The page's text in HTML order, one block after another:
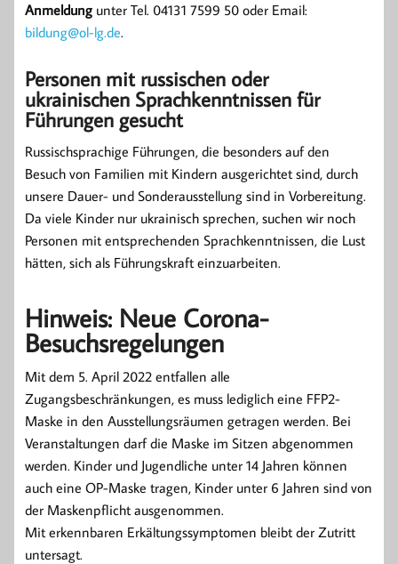
Anmeldung unter Tel. 04131 7599 50 oder Email:
bildung@ol-lg.de.
Personen mit russischen oder
ukrainischen Sprachkenntnissen für
Führungen gesucht
Russischsprachige Führungen, die besonders auf den
Besuch von Familien mit Kindern ausgerichtet sind, durch
unsere Dauer- und Sonderausstellung sind in Vorbereitung.
Da viele Kinder nur ukrainisch sprechen, suchen wir noch
Personen mit entsprechenden Sprachkenntnissen, die Lust
hätten, sich als Führungskraft einzuarbeiten.
Hinweis: Neue Corona-
Besuchsregelungen
Mit dem 5. April 2022 entfallen alle
Zugangsbeschränkungen, es muss lediglich eine FFP2-
Maske in den Ausstellungsräumen getragen werden. Bei
Veranstaltungen darf die Maske im Sitzen abgenommen
werden. Kinder und Jugendliche unter 14 Jahren können
auch eine OP-Maske tragen, Kinder unter 6 Jahren sind von
der Maskenpflicht ausgenommen.
Mit erkennbaren Erkältungssymptomen bleibt der Zutritt
untersagt.